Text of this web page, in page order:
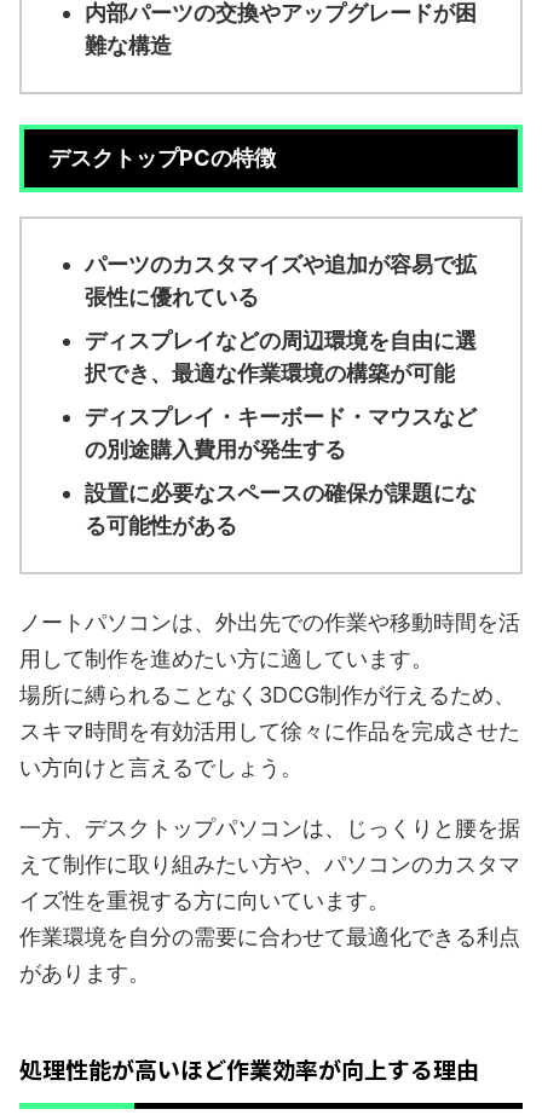
内部パーツの交換やアップグレードが困
難な構造
デスクトップPCの特徴
パーツのカスタマイズや追加が容易で拡
張性に優れている
ディスプレイなどの周辺環境を自由に選
択でき、最適な作業環境の構築が可能
ディスプレイ・キーボード・マウスなど
の別途購入費用が発生する
設置に必要なスペースの確保が課題にな
る可能性がある
ノートパソコンは、外出先での作業や移動時間を活
用して制作を進めたい方に適しています。
場所に縛られることなく3DCG制作が行えるため、
スキマ時間を有効活用して徐々に作品を完成させた
い方向けと言えるでしょう。
一方、デスクトップパソコンは、じっくりと腰を据
えて制作に取り組みたい方や、パソコンのカスタマ
イズ性を重視する方に向いています。
作業環境を自分の需要に合わせて最適化できる利点
があります。
処理性能が高いほど作業効率が向上する理由